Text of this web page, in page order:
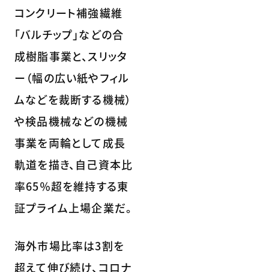
コンクリート補強繊維
「バルチップ」などの合
成樹脂事業と、スリッタ
ー（幅の広い紙やフィル
ムなどを裁断する機械）
や検品機械などの機械
事業を両輪として成長
軌道を描き、自己資本比
率65％超を維持する東
証プライム上場企業だ。
海外市場比率は3割を
超えて伸び続け、コロナ